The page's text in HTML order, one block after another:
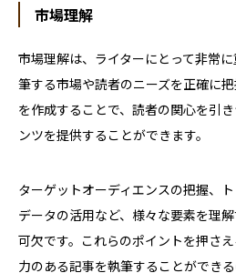
市場理解
市場理解は、ライターにとって非常
筆する市場や読者のニーズを正確に
を作成することで、読者の関心を引
ンツを提供することができます。
ターゲットオーディエンスの把握、
データの活用など、様々な要素を理
可欠です。これらのポイントを押さ
力のある記事を執筆することができる